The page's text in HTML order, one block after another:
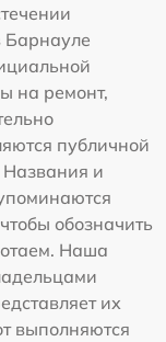
Барнауле
на ремонт,
публичной
Названия и
обозначить
Наша
их
выполняются